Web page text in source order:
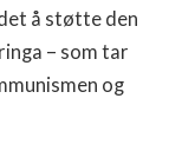
å støtte den
– som tar
og